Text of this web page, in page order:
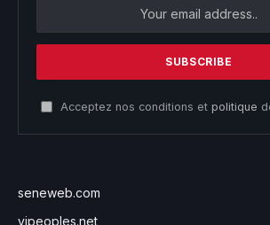
Acceptez nos conditions et politique
seneweb.com
vipeoples.net